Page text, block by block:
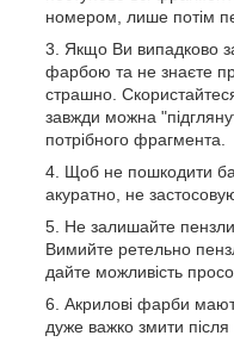
номером, лише потім
Якщо Ви випадково
фарбою та не знаєте
страшно.
завжди можна
потрібного фрагмента.
Щоб не пошкодити
акуратно, не
Не залишайте
Вимийте ретельно
дайте можливість
Акрилові фарби
дуже важко змити